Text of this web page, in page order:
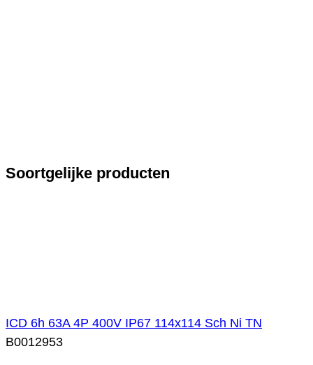
Soortgelijke producten
ICD 6h 63A 4P 400V IP67 114x114 Sch Ni TN
B0012953